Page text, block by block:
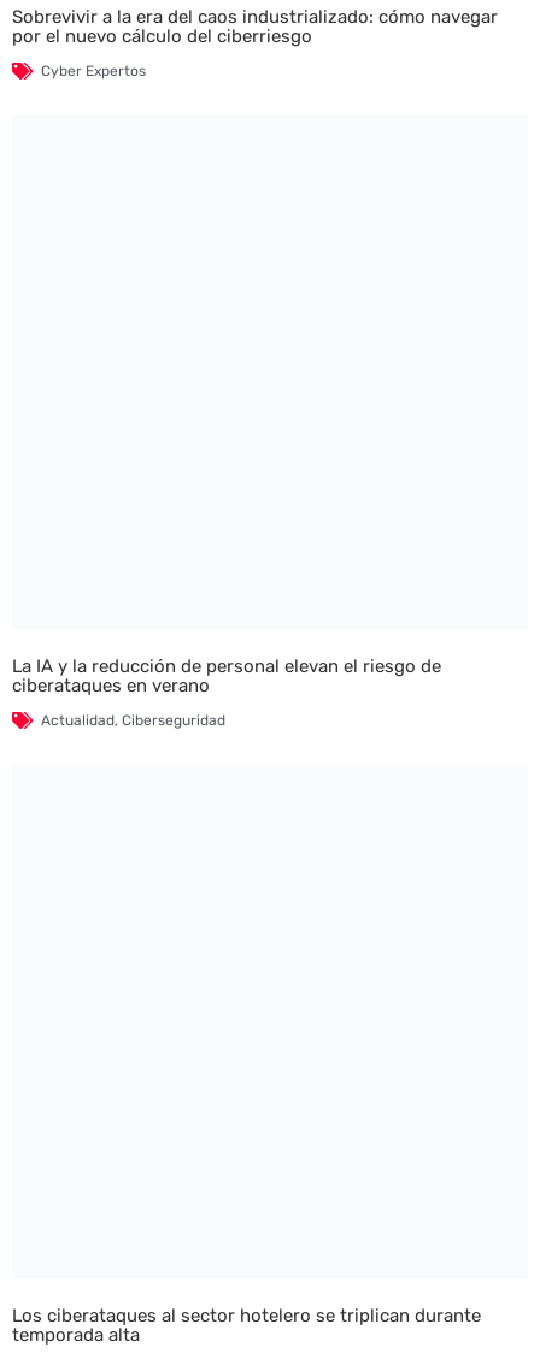
Sobrevivir a la era del caos industrializado: cómo navegar
por el nuevo cálculo del ciberriesgo
Cyber Expertos
La IA y la reducción de personal elevan el riesgo de
ciberataques en verano
Actualidad, Ciberseguridad
Los ciberataques al sector hotelero se triplican durante
temporada alta